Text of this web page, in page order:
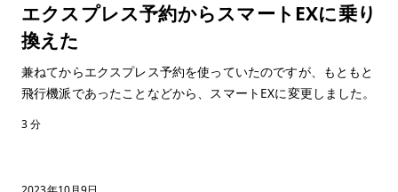
エクスプレス予約からスマートEXに乗り
換えた
兼ねてからエクスプレス予約を使っていたのですが、もともと
飛行機派であったことなどから、スマートEXに変更しました。
3 分